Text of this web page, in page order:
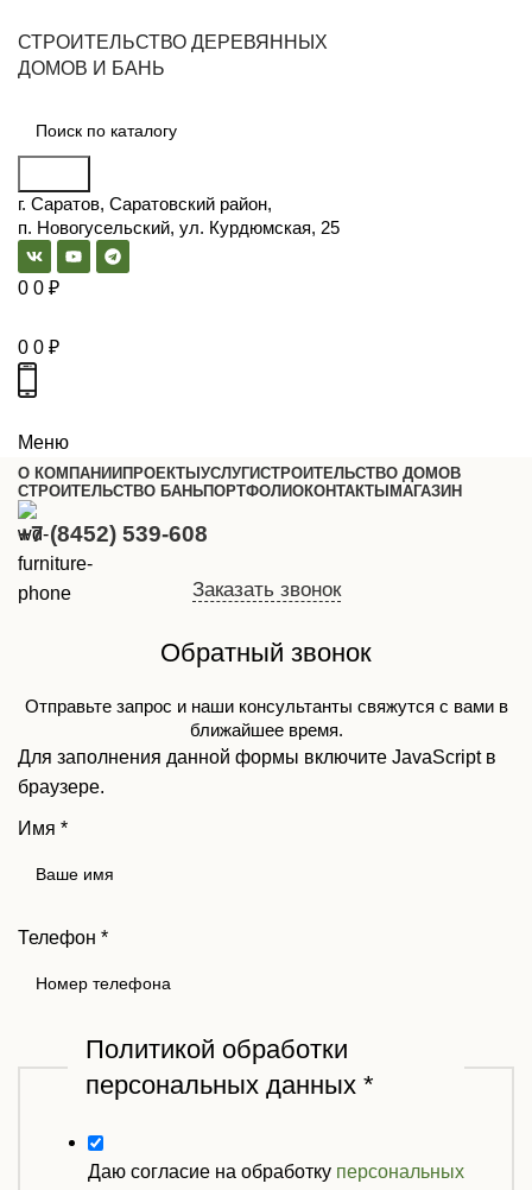
СТРОИТЕЛЬСТВО ДЕРЕВЯННЫХ
ДОМОВ И БАНЬ
г. Саратов, Саратовский район,
п. Новогусельский, ул. Курдюмская, 25
0 0 ₽
0 0 ₽
Меню
О КОМПАНИИ ПРОЕКТЫ УСЛУГИСТРОИТЕЛЬСТВО ДОМОВ
СТРОИТЕЛЬСТВО БАНЬПОРТФОЛИОКОНТАКТЫ МАГАЗИН
+7 (8452) 539-608
Заказать звонок
Обратный звонок
Отправьте запрос и наши консультанты свяжутся с вами в
ближайшее время.
Для заполнения данной формы включите JavaScript в
браузере.
Имя *
Телефон *
Политикой обработки
персональных данных *
Даю согласие на обработку персональных